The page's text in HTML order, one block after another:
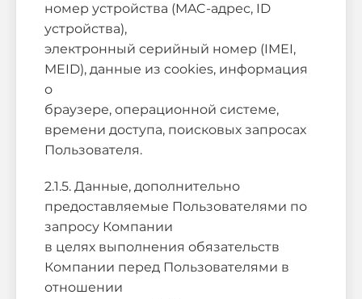
номер устройства (MAC-адрес, ID
устройства),
электронный серийный номер (IMEI,
MEID), данные из cookies, информация
о
браузере, операционной системе,
времени доступа, поисковых запросах
Пользователя.
2.1.5. Данные, дополнительно
предоставляемые Пользователями по
запросу Компании
в целях выполнения обязательств
Компании перед Пользователями в
отношении